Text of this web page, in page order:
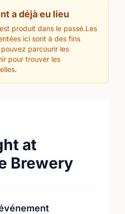
a déjà eu lieu
produit dans le passé.Les
ici sont à des fins
parcourir les
pour trouver les
at
Brewery